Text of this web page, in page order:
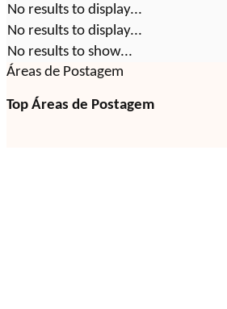
No results to display...
No results to display...
No results to show...
Áreas de Postagem
Top Áreas de Postagem